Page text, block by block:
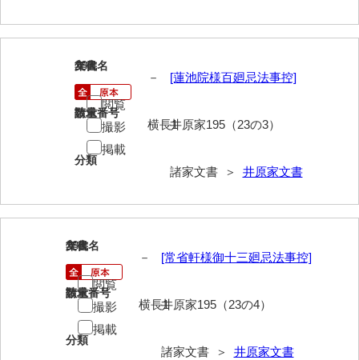
小田家文書（柳井市和田）
小田家文書（山口市下小鯖）
小野家文書
影山家文書
鍛冶利吉文書
片岡トミ子自作農地木札
堅田家文書（一般郷土伝来）
堅田家文書（山口市）
287
文書名
[蓮池院様百廻忌法事控]
請求番号
井原家195（23の3）
分類
諸家文書 ＞ 井原家文書
年代
－
数量
横長1
閲覧
撮影
掲載
288
文書名
[常省軒様御十三廻忌法事控]
請求番号
井原家195（23の4）
分類
諸家文書 ＞ 井原家文書
年代
－
数量
横長1
閲覧
撮影
掲載